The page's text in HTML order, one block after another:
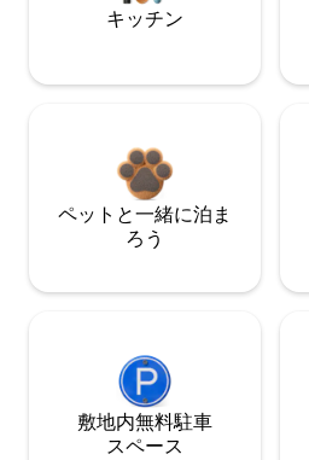
キッチン
ペットと一緒に泊ま
ろう
敷地内無料駐⁠車
ス⁠ペ⁠ー⁠ス